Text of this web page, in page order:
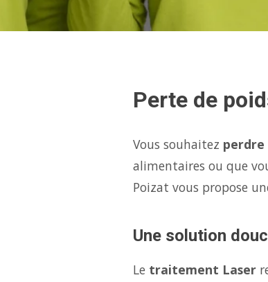
Perte de
Vous souhaitez perdre
alimentaires ou que
Poizat vous propose
Une solution
Le traitement Laser